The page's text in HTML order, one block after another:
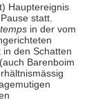
Hauptereignis
statt.
in der vom
den Schatten
Barenboim